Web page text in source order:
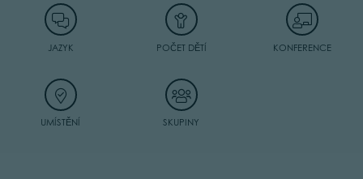
JAZYK POČET DĚTÍ KONFERENCE
UMÍSTĚNÍ SKUPINY